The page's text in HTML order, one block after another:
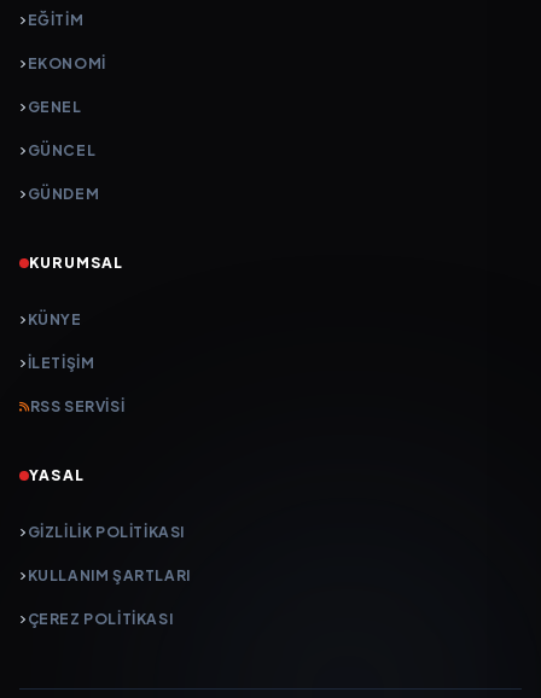
EĞITIM
EKONOMI
GENEL
GÜNCEL
GÜNDEM
KURUMSAL
KÜNYE
İLETIŞIM
RSS SERVISI
YASAL
GIZLILIK POLITIKASI
KULLANIM ŞARTLARI
ÇEREZ POLITIKASI